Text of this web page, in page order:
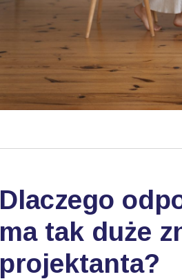
Dlaczego
ma tak duże
projektanta?